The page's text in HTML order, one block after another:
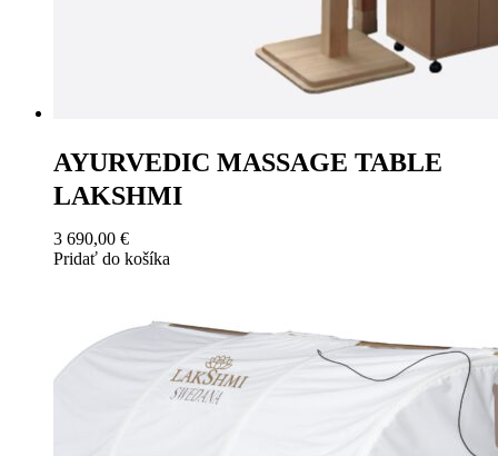
AYURVEDIC MASSAGE TABLE
LAKSHMI
3 690,00 €
Pridať do košíka